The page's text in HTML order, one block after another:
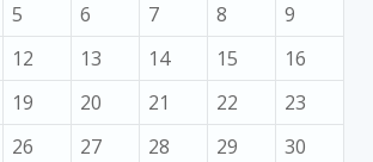
5 6 7 8
9
12 13 14 15
16
19 20 21 22
23
26 27 28 29
30